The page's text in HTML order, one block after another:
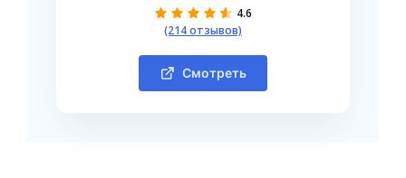
4.6
(214 отзывов)
Смотреть